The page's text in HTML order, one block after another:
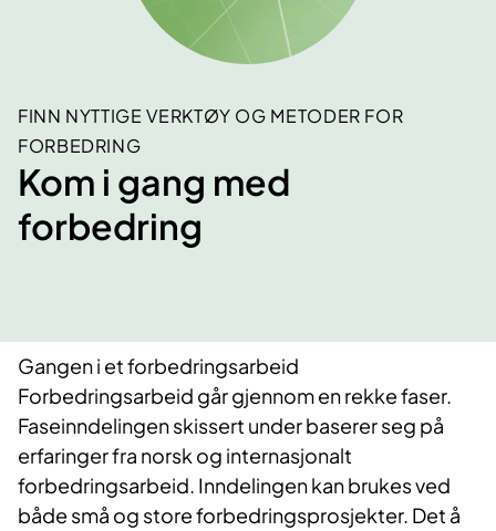
FINN NYTTIGE VERKTØY OG METODER FOR
FORBEDRING
Kom i gang med
forbedring
Gangen i et forbedringsarbeid
Forbedringsarbeid går gjennom en rekke faser.
Faseinndelingen skissert under baserer seg på
erfaringer fra norsk og internasjonalt
forbedringsarbeid. Inndelingen kan brukes ved
både små og store forbedringsprosjekter. Det å